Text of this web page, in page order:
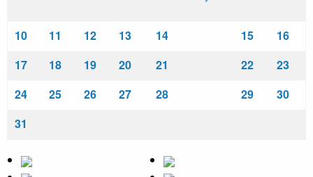
10 11 12 13 14 15
16
17
18 19 20 21 22
23
24
25 26 27 28 29
30
31